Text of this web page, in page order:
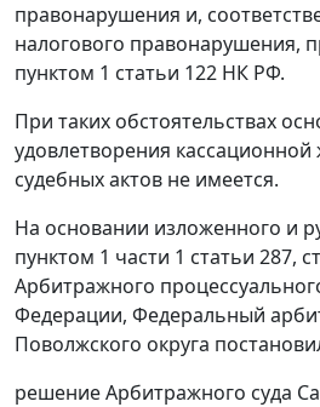
правонарушения и,
налогового правонарушения,
пунктом 1 статьи 122 НК РФ.
При таких обстоятельствах
удовлетворения
судебных актов не имеется.
На основании изложенного и
пунктом 1 части 1 статьи 287,
Арбитражного
Федерации, Федеральный
Поволжского округа
решение Арбитражного суда